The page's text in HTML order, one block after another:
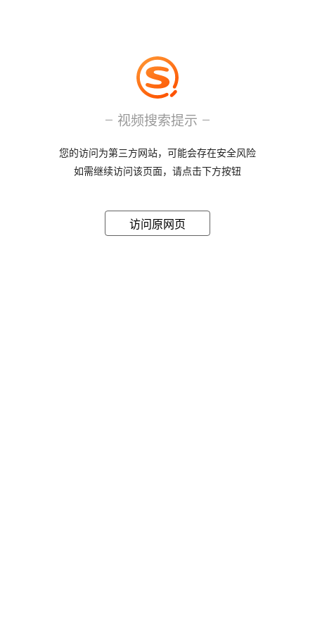
视频搜索提示
您的访问为第三方网站，可能会存在安全风险
如需继续访问该页面，请点击下方按钮
访问原网页